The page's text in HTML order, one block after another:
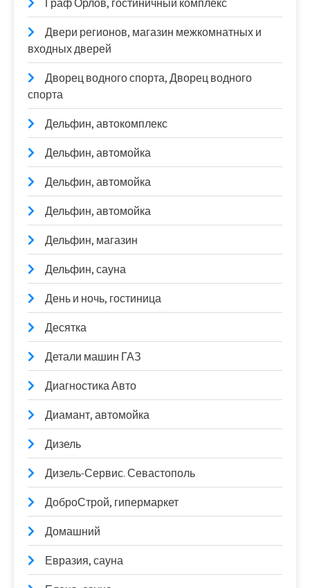
Граф Орлов, гостиничный комплекс
Двери регионов, магазин межкомнатных и
входных дверей
Дворец водного спорта, Дворец водного
спорта
Дельфин, автокомплекс
Дельфин, автомойка
Дельфин, автомойка
Дельфин, автомойка
Дельфин, магазин
Дельфин, сауна
День и ночь, гостиница
Десятка
Детали машин ГАЗ
Диагностика Авто
Диамант, автомойка
Дизель
Дизель-Сервис. Севастополь
ДоброСтрой, гипермаркет
Домашний
Евразия, сауна